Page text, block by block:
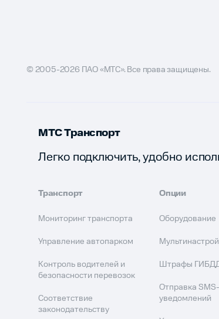
© 2005-2026 ПАО «МТС». Все права защищены.
МТС Транспорт
Легко подключить, удобно
Транспорт
Мониторинг транспорта
Управление автопарком
Контроль водителей и
безопасности перевозок
Соответствие
законодательству
Опции
Оборудование
Штрафы
Отправка SMS-
уведомлений